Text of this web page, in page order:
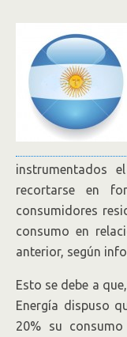
instrumentados
recortarse en
consumidores
consumo en
anterior, según
Esto se debe a
Energía dispuso
20% su